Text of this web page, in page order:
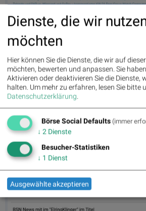
Zalando am 5.6. 3,66%, Volumen 92% normaler
Nokia am 5.6. -5,87%, Volumen 99% normaler Tage
Dienste, die wir
möchten
Hier können Sie die Dienste, die wir auf
möchten, bewerten und anpassen. Sie
Aktivieren oder deaktivieren Sie die Dienste,
halten. Um mehr zu erfahren, lesen Sie bitte
Datenschutzerklärung.
Börse Social Defaults (immer
↓ 2 Dienste
Besucher-Statistiken
↓ 1 Dienst
Ausgewählte akzeptieren